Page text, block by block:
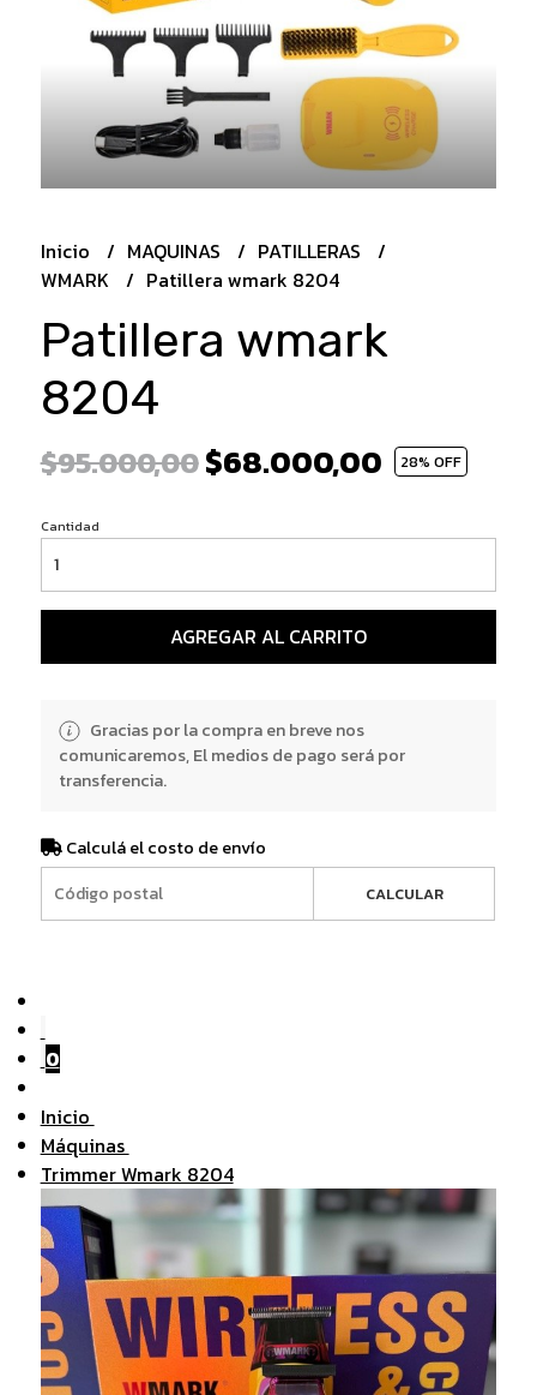
Inicio MAQUINAS
PATILLERAS
WMARK
Patillera wmark 8204
Patillera wmark
8204
$95.000,00$68.000,00 28% OFF
Cantidad
AGREGAR AL CARRITO
Gracias por la compra en breve nos
comunicaremos, El medios de pago será por
transferencia.
Calculá el costo de envío
CALCULAR
0
Inicio
Máquinas
Trimmer Wmark 8204